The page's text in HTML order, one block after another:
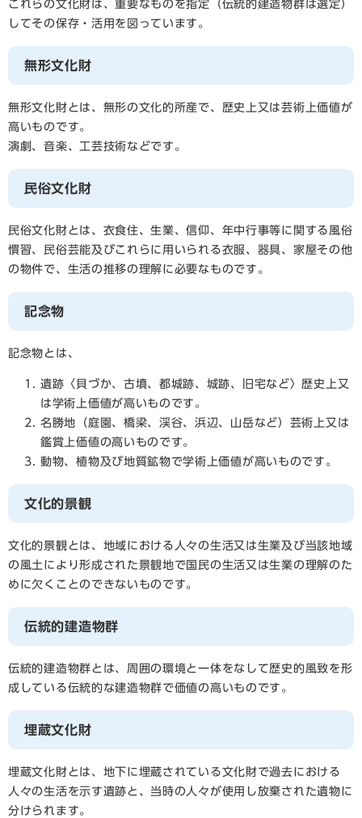
これらの文化財は、重要なものを指定（伝統的建造物群は選定）
してその保存・活用を図っています。
無形文化財
無形文化財とは、無形の文化的所産で、歴史上又は芸術上価値が
高いものです。
演劇、音楽、工芸技術などです。
民俗文化財
民俗文化財とは、衣食住、生業、信仰、年中行事等に関する風俗
慣習、民俗芸能及びこれらに用いられる衣服、器具、家屋その他
の物件で、生活の推移の理解に必要なものです。
記念物
記念物とは、
遺跡〈貝づか、古墳、都城跡、城跡、旧宅など〉歴史上又
は学術上価値が高いものです。
名勝地（庭園、橋梁、渓谷、浜辺、山岳など）芸術上又は
鑑賞上価値の高いものです。
動物、植物及び地質鉱物で学術上価値が高いものです。
文化的景観
文化的景観とは、地域における人々の生活又は生業及び当該地域
の風土により形成された景観地で国民の生活又は生業の理解のた
めに欠くことのできないものです。
伝統的建造物群
伝統的建造物群とは、周囲の環境と一体をなして歴史的風致を形
成している伝統的な建造物群で価値の高いものです。
埋蔵文化財
埋蔵文化財とは、地下に埋蔵されている文化財で過去における
人々の生活を示す遺跡と、当時の人々が使用し放棄された遺物に
分けられます。